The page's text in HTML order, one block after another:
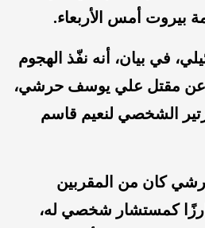
بيروت أمس الأربعاء.
في بيان، أنه نفّذ الهجوم
عن مقتل علي يوسف حرشي،
الشخصي لنعيم قاسم
كان من المقربين
كمستشار شخصي له،